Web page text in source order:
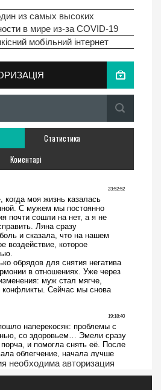
из самых высоких
в мире из-за COVID-19
мобільний інтернет
Статистика
Коментарі
необходима авторизация